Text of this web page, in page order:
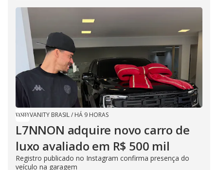
VANITY BRASIL/ HÁ 9 HORAS
L7NNON adquire novo carro de
luxo avaliado em R$ 500 mil
Registro publicado no Instagram confirma presença do
veículo na garagem